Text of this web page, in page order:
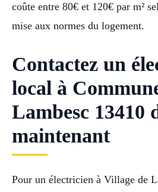
coûte entre 80€ et 120€ par m²
mise aux normes du logement.
Contactez un
local à
Lambesc 13410
maintenant
Pour un électricien à Village de